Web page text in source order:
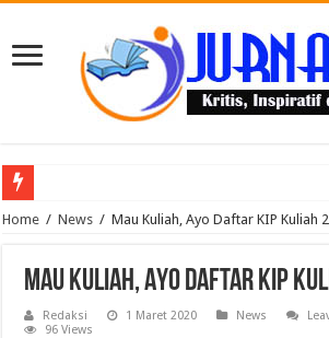
Puluhan Guru Berkumpul di TPN XIII Aceh Utara,
Home / News / Mau Kuliah, Ayo Daftar KIP Kuliah
Mau Kuliah, Ayo Daftar KIP
Redaksi 1 Maret 2020 News
96 Views